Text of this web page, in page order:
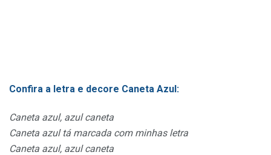
Confira a letra e decore Caneta Azul:
Caneta azul, azul caneta
Caneta azul tá marcada com minhas letra
Caneta azul, azul caneta